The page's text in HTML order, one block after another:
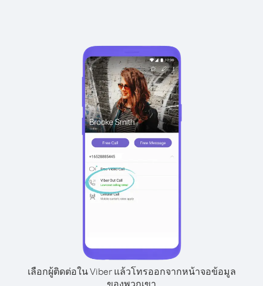
เลือกผู้ติดต่อใน Viber แล้วโทรออกจากหน้าจอข้อมูล
ของพวกเขา